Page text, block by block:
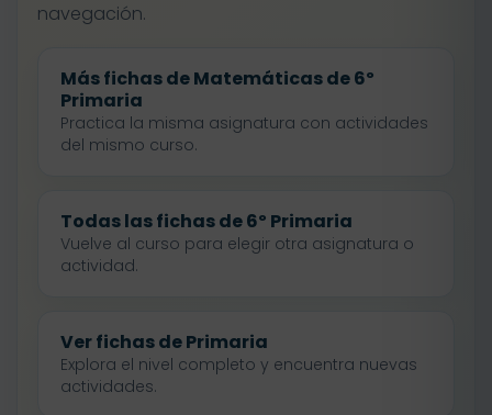
navegación.
Más fichas de Matemáticas de 6º
Primaria
Practica la misma asignatura con actividades
del mismo curso.
Todas las fichas de 6º Primaria
Vuelve al curso para elegir otra asignatura o
actividad.
Ver fichas de Primaria
Explora el nivel completo y encuentra nuevas
actividades.